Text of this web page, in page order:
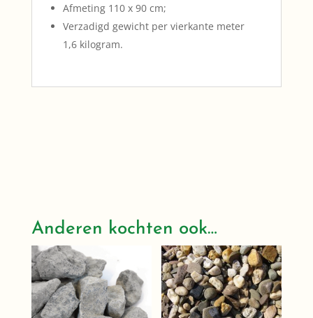
Afmeting 110 x 90 cm;
Verzadigd gewicht per vierkante meter
1,6 kilogram.
Anderen kochten ook…